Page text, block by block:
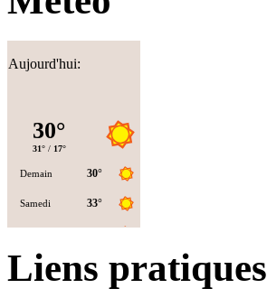
Aujourd'hui:
Liens pratiques